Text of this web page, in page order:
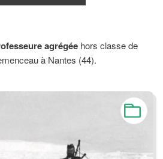
agrégée hors classe de
à Nantes (44).